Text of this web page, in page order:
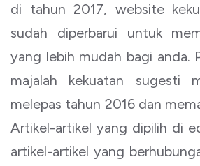
di tahun 2017, website
sudah diperbarui untuk
yang lebih mudah bagi anda.
majalah kekuatan sugesti
melepas tahun 2016 dan
Artikel-artikel yang dipilih di
artikel-artikel yang